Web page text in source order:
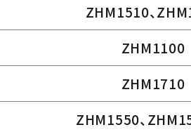
ZHM1510、
ZHM1100
ZHM1710
ZHM1550、